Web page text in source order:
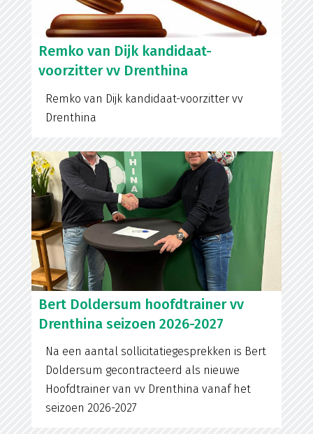
Remko van Dijk kandidaat-
voorzitter vv Drenthina
Remko van Dijk kandidaat-voorzitter vv
Drenthina
Bert Doldersum hoofdtrainer vv
Drenthina seizoen 2026-2027
Na een aantal sollicitatiegesprekken is Bert
Doldersum gecontracteerd als nieuwe
Hoofdtrainer van vv Drenthina vanaf het
seizoen 2026-2027